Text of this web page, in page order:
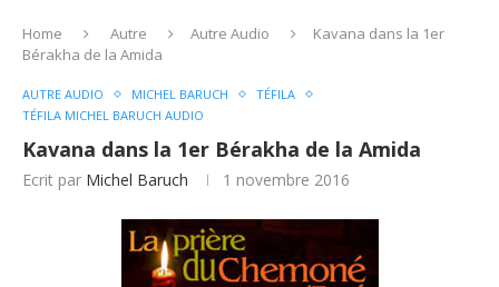
Home Autre Autre Audio
Kavana dans la 1er
Bérakha de la Amida
AUTRE AUDIO MICHEL BARUCH
TÉFILA
TÉFILA MICHEL BARUCH AUDIO
Kavana dans la 1er Bérakha de la Amida
Ecrit par Michel Baruch 1 novembre 2016